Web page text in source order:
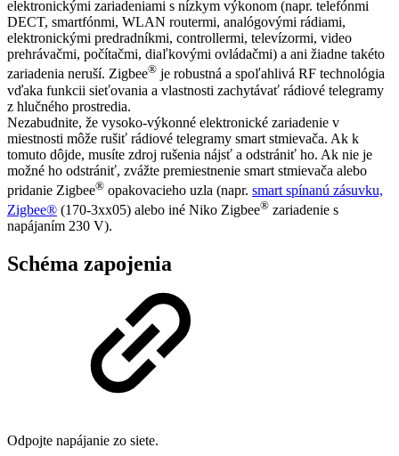
elektronickými zariadeniami s nízkym výkonom (napr. telefónmi
DECT, smartfónmi, WLAN routermi, analógovými rádiami,
elektronickými predradníkmi, controllermi, televízormi, video
prehrávačmi, počítačmi, diaľkovými ovládačmi) a ani žiadne takéto
zariadenia neruší. Zigbee® je robustná a spoľahlivá RF technológia
vďaka funkcii sieťovania a vlastnosti zachytávať rádiové telegramy
z hlučného prostredia.
Nezabudnite, že vysoko-výkonné elektronické zariadenie v
miestnosti môže rušiť rádiové telegramy smart stmievača. Ak k
tomuto dôjde, musíte zdroj rušenia nájsť a odstrániť ho. Ak nie je
možné ho odstrániť, zvážte premiestnenie smart stmievača alebo
pridanie Zigbee® opakovacieho uzla (napr. smart spínanú zásuvku,
Zigbee® (170-3xx05) alebo iné Niko Zigbee® zariadenie s
napájaním 230 V).
Schéma zapojenia
Odpojte napájanie zo siete.